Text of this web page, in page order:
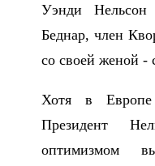
Уэнди
Беднар, член
со своей женой -
Хотя в Европе
Президент
оптимизмом